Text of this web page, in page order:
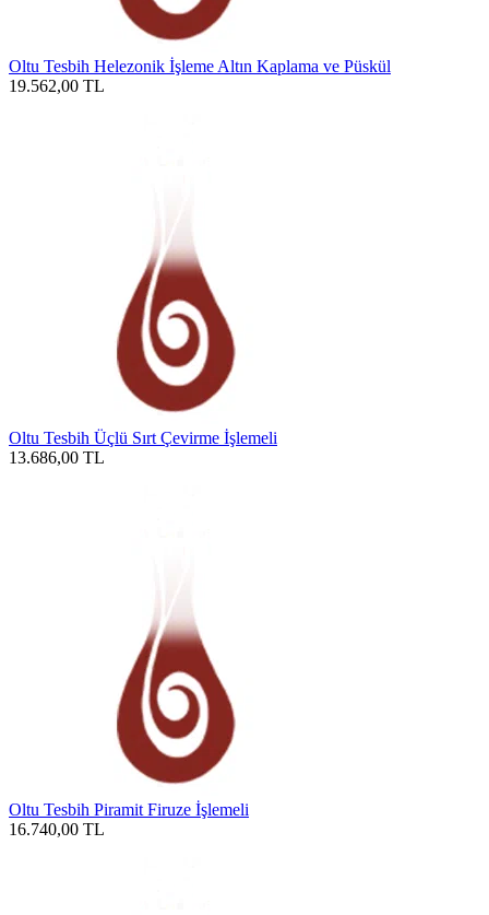
Oltu Tesbih Helezonik İşleme Altın Kaplama ve Püskül
19.562,00 TL
Oltu Tesbih Üçlü Sırt Çevirme İşlemeli
13.686,00 TL
Oltu Tesbih Piramit Firuze İşlemeli
16.740,00 TL